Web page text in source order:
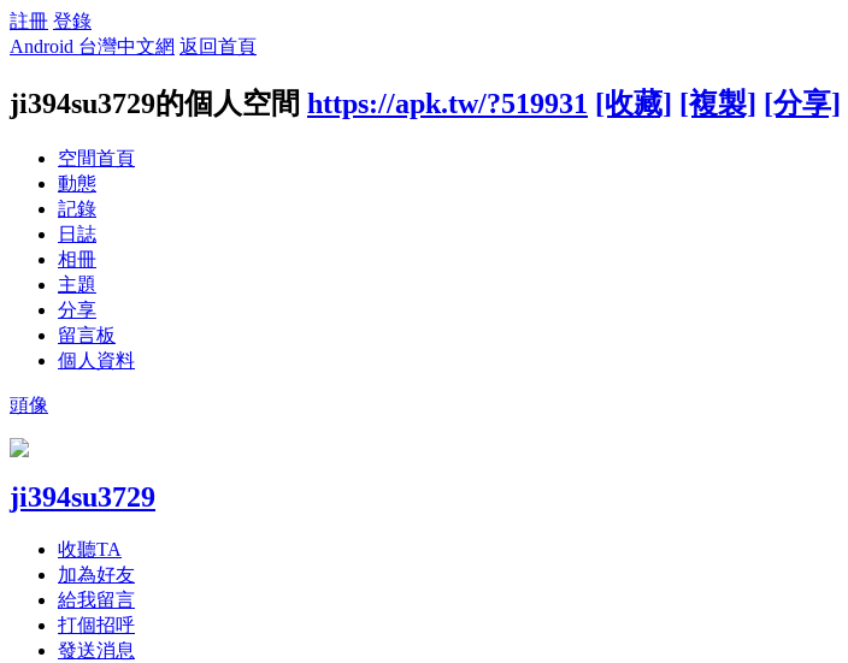
註冊 登錄
Android 台灣中文網 返回首頁
ji394su3729的個人空間 https://apk.tw/?519931 [收藏] [複製] [分享]
空間首頁
動態
記錄
日誌
相冊
主題
分享
留言板
個人資料
頭像
ji394su3729
收聽TA
加為好友
給我留言
打個招呼
發送消息